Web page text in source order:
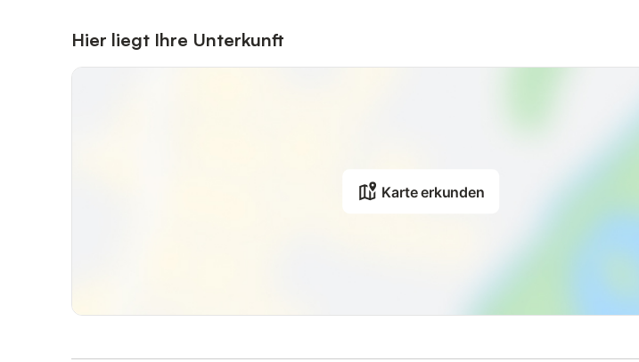
Hier liegt Ihre Unterkunft
Karte erkunden